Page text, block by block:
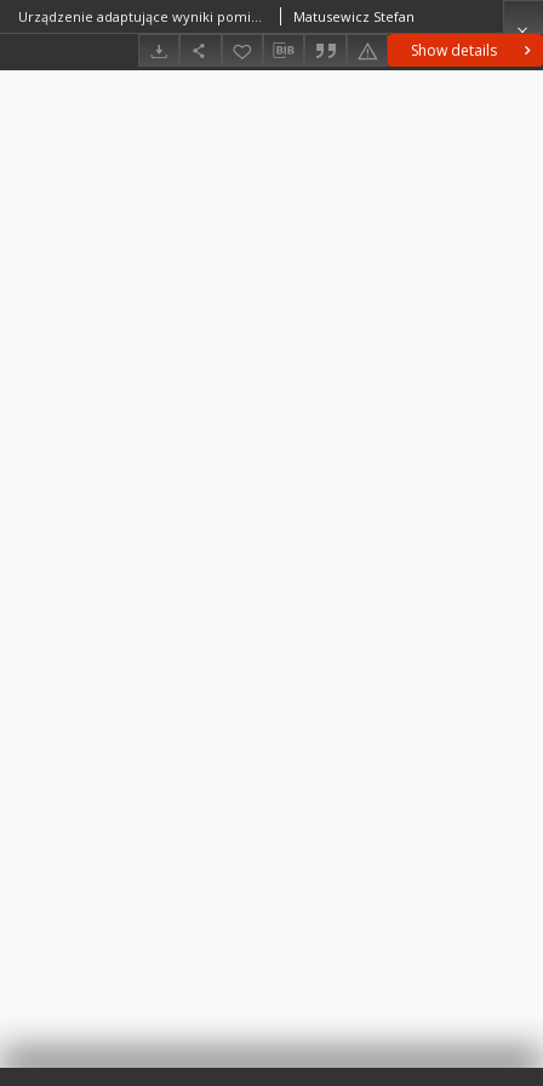
Show details
Urządzenie adaptujące wyniki pomiaru Halla do rejestratora X - Y Matusewicz Stefan